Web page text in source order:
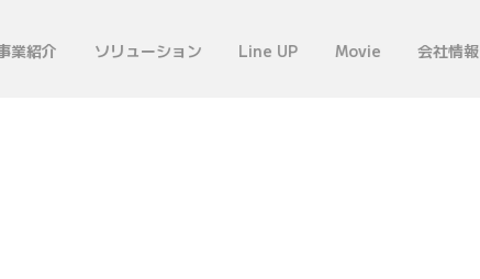
業紹介 ソリューション Line UP Movie 会社情報